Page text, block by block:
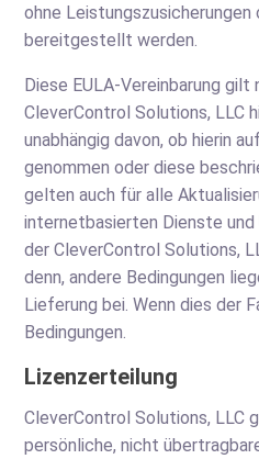
ohne
bereitgestellt werden.
Diese EULA-Vereinbarung gilt
CleverControl Solutions,
unabhängig davon, ob hierin
genommen oder diese
gelten auch für alle
internetbasierten Dienste
der CleverControl Solutions,
denn, andere Bedingungen
Lieferung bei. Wenn dies der
Bedingungen.
Lizenzerteilung
CleverControl Solutions, LLC
persönliche, nicht